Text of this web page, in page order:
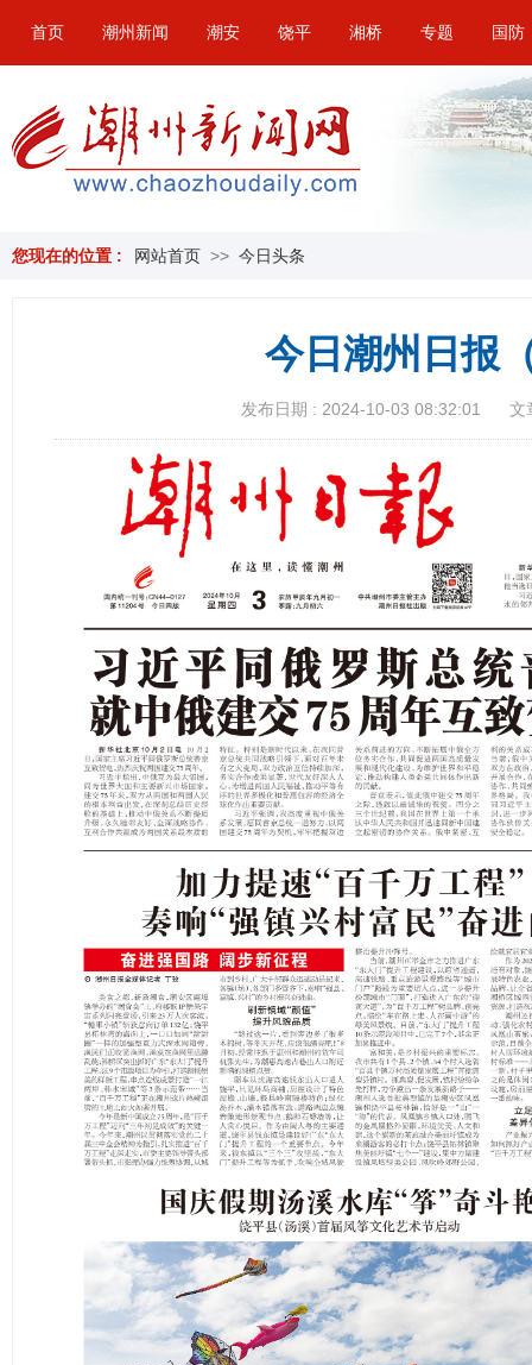
首页 潮州新闻 潮安 饶平 湘桥 专题 国防
您现在的位置 : 网站首页 >> 今日头条
今日潮州日报
发布日期 : 2024-10-03 08:32:01 文